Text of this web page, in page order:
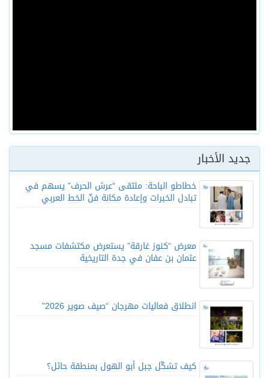
جديد الأخبار
خطاطو الباحة: ملتقى “عرش الحرف” يسهم في
تبادل الخبرات وإعادة مكانة فنّ الخط العربي
معرض “كنوز غارقة” يستعرض مكتشفات مسجد
عثمان بن عفان في جدة التاريخية
انطلاق فعاليات مهرجان “صيف صوير 2026”
كيف تشكّل جبل أبو الهول بمنطقة حائل؟